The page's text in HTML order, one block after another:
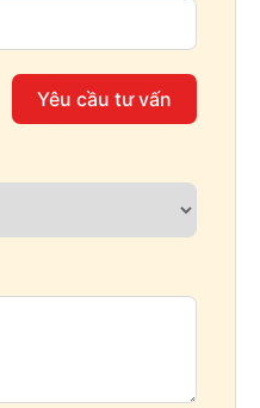
Yêu cầu tư vấn